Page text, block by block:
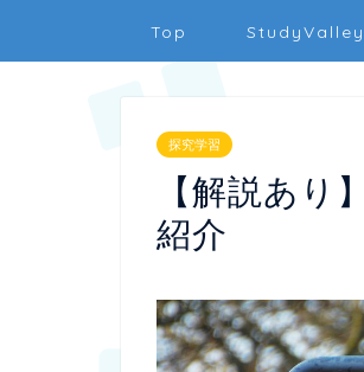
Top StudyValley
探究学習
【解説あり
紹介